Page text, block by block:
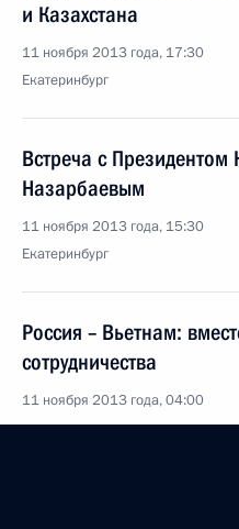
и Казахстана
11 ноября 2013 года, 17:30
Екатеринбург
Встреча с Президентом
Назарбаевым
11 ноября 2013 года, 15:30
Екатеринбург
Россия – Вьетнам:
сотрудничества
11 ноября 2013 года, 04:00